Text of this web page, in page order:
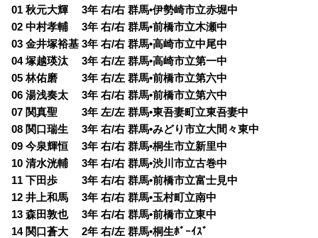
01 秋元大輝 3年 右/右 群馬•伊勢崎市立赤堀中
02 中村孝輔 3年 右/右 群馬•前橋市立木瀬中
03 金井塚裕基 3年 右/右 群馬•高崎市立中尾中
04 塚越瑛汰 3年 右/左 群馬•高崎市立第一中
05 林佑磨 3年 右/左 群馬•前橋市立第六中
06 湯浅奏太 3年 右/右 群馬•前橋市立第六中
07 関真聖 3年 左/左 群馬•東吾妻町立東吾妻中
08 関口瑞生 3年 右/右 群馬•みどり市立大間々東中
09 今泉輝恒 3年 右/右 群馬•桐生市立新里中
10 清水洸輔 3年 右/右 群馬•渋川市立古巻中
11 下田歩 3年 右/右 群馬•前橋市立富士見中
12 井上和馬 3年 右/右 群馬•玉村町立南中
13 森田敦也 3年 右/右 群馬•前橋市立東中
14 関口蒼大 2年 右/左 群馬•桐生ﾎﾞｰｲｽﾞ